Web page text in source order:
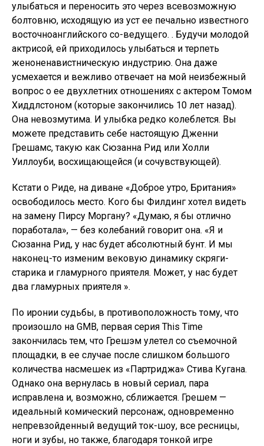
улыбаться и переносить это через всевозможную
болтовню, исходящую из уст ее печально известного
восточноанглийского со-ведущего. . Будучи молодой
актрисой, ей приходилось улыбаться и терпеть
женоненавистническую индустрию. Она даже
усмехается и вежливо отвечает на мой неизбежный
вопрос о ее двухлетних отношениях с актером Томом
Хиддлстоном (которые закончились 10 лет назад).
Она невозмутима. И улыбка редко колеблется. Вы
можете представить себе настоящую Дженни
Грешамс, такую ​​как Сюзанна Рид или Холли
Уиллоуби, восхищающейся (и сочувствующей).
Кстати о Риде, на диване «Доброе утро, Британия»
освободилось место. Кого бы Филдинг хотел видеть
на замену Пирсу Моргану? «Думаю, я бы отлично
поработала», — без колебаний говорит она. «Я и
Сюзанна Рид, у нас будет абсолютный бунт. И мы
наконец-то изменим вековую динамику скряги-
старика и гламурного приятеля. Может, у нас будет
два гламурных приятеля ».
По иронии судьбы, в противоположность тому, что
произошло на GMB, первая серия This Time
закончилась тем, что Грешэм улетел со съемочной
площадки, в ее случае после слишком большого
количества насмешек из «Партриджа» Стива Кугана.
Однако она вернулась в новый сериал, пара
исправлена ​​и, возможно, сближается. Грешем —
идеальный комический персонаж, одновременно
непревзойденный ведущий ток-шоу, все ресницы,
ноги и зубы, но также, благодаря тонкой игре